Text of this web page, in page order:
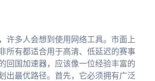
许多人会想到使用网络工具。市面上
所有都适合用于高清、低延迟的赛事
回国加速器，应该像一位经验丰富的
出最优路径。首先，它必须拥有广泛